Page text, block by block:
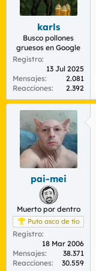
d
t
e
a
n
i
c
i
o
karls
Busco pollones
gruesos en Google
Registro
13 Jul 2025
Mensajes
2.081
Reacciones
2.392
pai-mei
Muerto por dentro
Puto asco de tío
Registro
18 Mar 2006
Mensajes
38.371
Reacciones
30.559